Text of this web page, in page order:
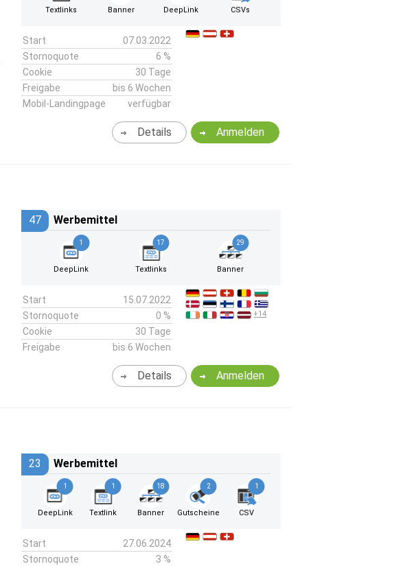
Textlinks Banner DeepLink CSVs
Start
07.03.2022
Stornoquote
6 %
Cookie
30 Tage
Freigabe
bis 6 Wochen
Mobil-Landingpage
verfügbar
Anmelden
Details
47 Werbemittel
1
DeepLink
17
Textlinks
29
Banner
Start
15.07.2022
Stornoquote
0 %
Cookie
30 Tage
Freigabe
bis 6 Wochen
+14
Anmelden
Details
23 Werbemittel
1
DeepLink
1
Textlink
18
Banner
2
Gutscheine
1
CSV
Start
27.06.2024
Stornoquote
3 %